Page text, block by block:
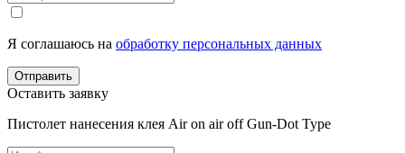
Я соглашаюсь на обработку персональных данных
Отправить
Оставить заявку
Пистолет нанесения клея Air on air off Gun-Dot Type